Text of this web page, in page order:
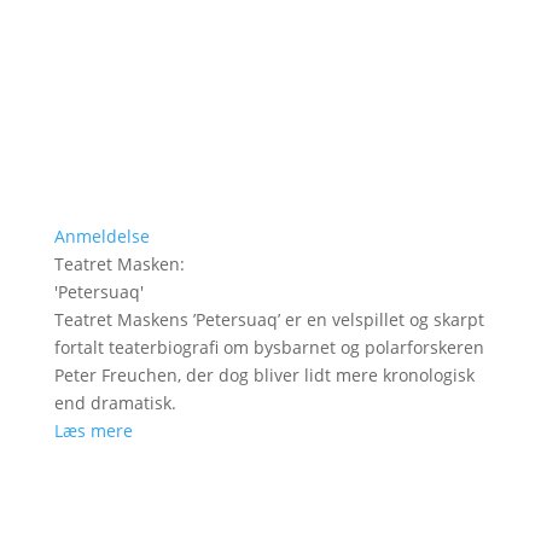
Anmeldelse
Teatret Masken:
'Petersuaq'
Teatret Maskens ’Petersuaq’ er en velspillet og skarpt
fortalt teaterbiografi om bysbarnet og polarforskeren
Peter Freuchen, der dog bliver lidt mere kronologisk
end dramatisk.
Læs mere